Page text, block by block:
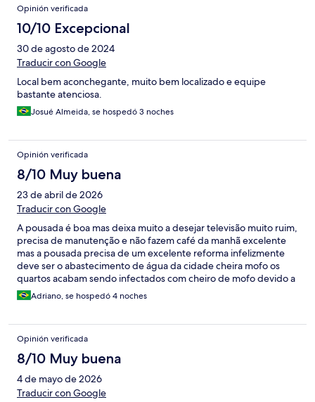
Opinión verificada
10/10 Excepcional
30 de agosto de 2024
Traducir con Google
Local bem aconchegante, muito bem localizado e equipe
bastante atenciosa.
Josué Almeida, se hospedó 3 noches
Opinión verificada
8/10 Muy buena
23 de abril de 2026
Traducir con Google
A pousada é boa mas deixa muito a desejar televisão muito ruim,
precisa de manutenção e não fazem café da manhã excelente
mas a pousada precisa de um excelente reforma infelizmente
deve ser o abastecimento de água da cidade cheira mofo os
quartos acabam sendo infectados com cheiro de mofo devido a
água que vem da rua.
Adriano, se hospedó 4 noches
Opinión verificada
8/10 Muy buena
4 de mayo de 2026
Traducir con Google